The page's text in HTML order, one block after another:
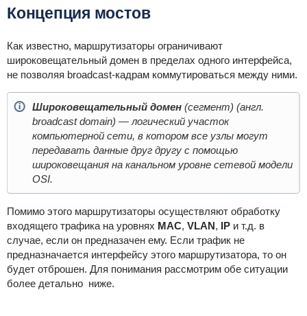
Концепция мостов
Как известно, маршрутизаторы ограничивают
широковещательный домен в пределах одного интерфейса,
не позволяя broadcast-кадрам коммутироваться между ними.
Широковещательный домен(сегмент) (англ.
broadcast domain) — логический участок
компьютерной сети, в котором все узлы могут
передавать данные друг другу с помощью
широковещания на канальном уровне сетевой модели
OSI.
Помимо этого маршрутизаторы осуществляют обработку
входящего трафика на уровнях MAC, VLAN, IPи т.д. в
случае, если он предназачен ему. Если трафик не
предназначается интерфейсу этого маршрутизатора, то он
будет отброшен. Для понимания рассмотрим обе ситуации
более детально ниже.